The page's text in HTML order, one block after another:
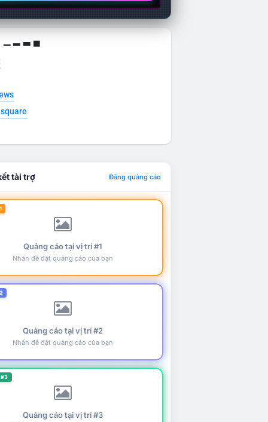
▁ ▂ ▃ ▄
tài trợ Đăng quảng cáo
Quảng cáo tại vị trí #1
Nhấn để đặt quảng cáo của bạn
Quảng cáo tại vị trí #2
Nhấn để đặt quảng cáo của bạn
Quảng cáo tại vị trí #3